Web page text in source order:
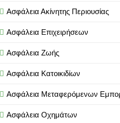
Ασφάλεια Ακίνητης Περιουσίας
Ασφάλεια Επιχειρήσεων
Ασφάλεια Ζωής
Ασφάλεια Κατοικιδίων
Ασφάλεια Μεταφερόμενων
Ασφάλεια Οχημάτων